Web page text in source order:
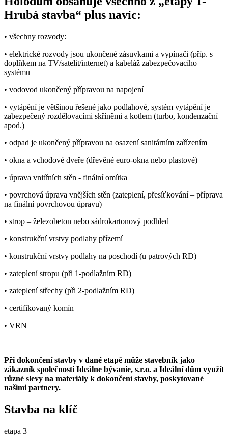
Hrubá stavba“ plus navíc:
• všechny rozvody:
• elektrické rozvody jsou ukončené zásuvkami a vypínači (příp. s
doplňkem na TV/satelit/internet) a kabeláž zabezpečovacího
systému
• vodovod ukončený přípravou na napojení
• vytápění je většinou řešené jako podlahové, systém vytápění je
zabezpečený rozdělovacími skříněmi a kotlem (turbo, kondenzační
apod.)
• odpad je ukončený přípravou na osazení sanitárním zařízením
• okna a vchodové dveře (dřevěné euro-okna nebo plastové)
• úprava vnitřních stěn - finální omítka
• povrchová úprava vnějších stěn (zateplení, přesíťkování – příprava
na finální povrchovou úpravu)
• strop – železobeton nebo sádrokartonový podhled
• konstrukční vrstvy podlahy přízemí
• konstrukční vrstvy podlahy na poschodí (u patrových RD)
• zateplení stropu (při 1-podlažním RD)
• zateplení střechy (při 2-podlažním RD)
• certifikovaný komín
• VRN
Při dokončení stavby v dané etapě může stavebník jako
zákazník společnosti Ideálne bývanie, s.r.o. a Ideální dům využít
různé slevy na materiály k dokončení stavby, poskytované
našimi partnery.
Stavba na klíč
etapa 3